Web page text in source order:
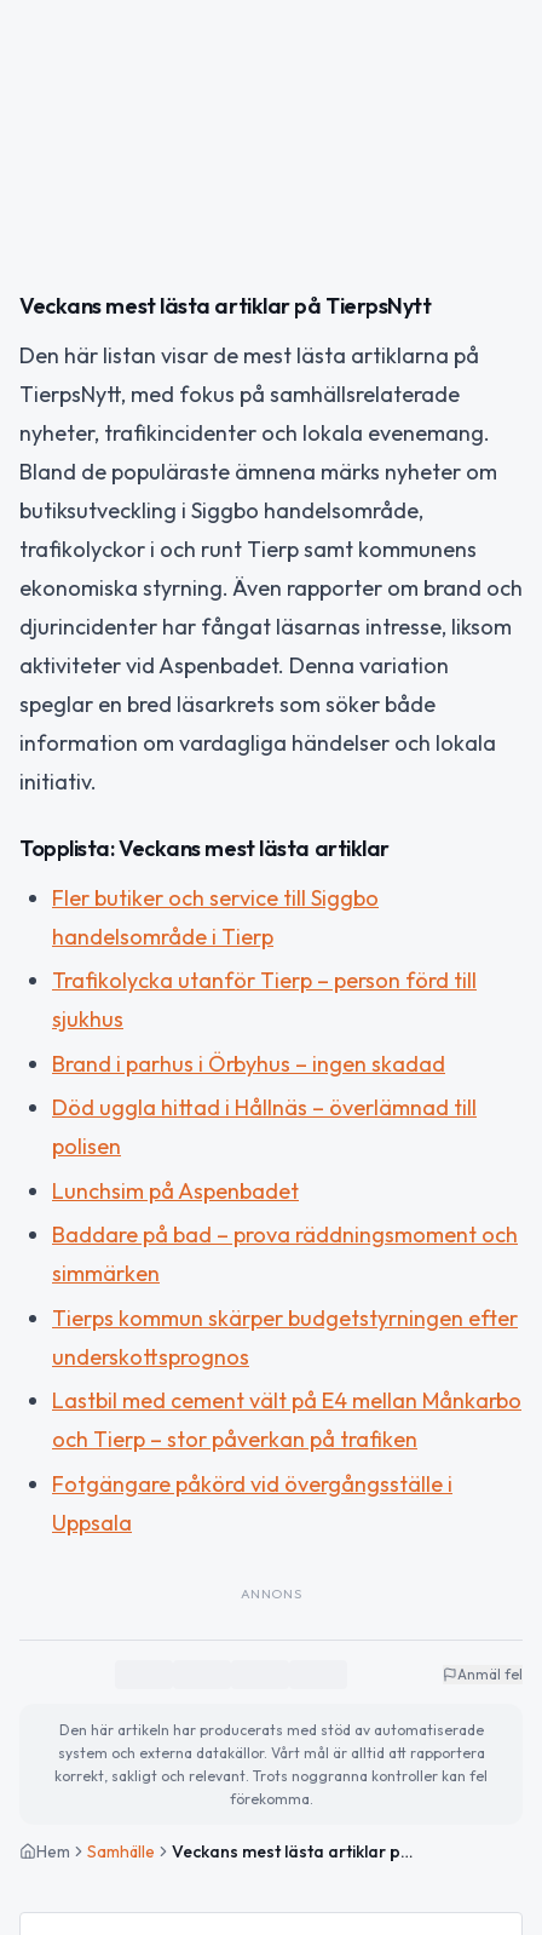
Veckans mest lästa artiklar på TierpsNytt
Den här listan visar de mest lästa artiklarna på
TierpsNytt, med fokus på samhällsrelaterade
nyheter, trafikincidenter och lokala evenemang.
Bland de populäraste ämnena märks nyheter om
butiksutveckling i Siggbo handelsområde,
trafikolyckor i och runt Tierp samt kommunens
ekonomiska styrning. Även rapporter om brand och
djurincidenter har fångat läsarnas intresse, liksom
aktiviteter vid Aspenbadet. Denna variation
speglar en bred läsarkrets som söker både
information om vardagliga händelser och lokala
initiativ.
Topplista: Veckans mest lästa artiklar
Fler butiker och service till Siggbo
handelsområde i Tierp
Trafikolycka utanför Tierp – person förd till
sjukhus
Brand i parhus i Örbyhus – ingen skadad
Död uggla hittad i Hållnäs – överlämnad till
polisen
Lunchsim på Aspenbadet
Baddare på bad – prova räddningsmoment och
simmärken
Tierps kommun skärper budgetstyrningen efter
underskottsprognos
Lastbil med cement vält på E4 mellan Månkarbo
och Tierp – stor påverkan på trafiken
Fotgängare påkörd vid övergångsställe i
Uppsala
ANNONS
Anmäl fel
Den här artikeln har producerats med stöd av automatiserade
system och externa datakällor. Vårt mål är alltid att rapportera
korrekt, sakligt och relevant. Trots noggranna kontroller kan fel
förekomma.
Hem Samhälle Veckans mest lästa artiklar på TierpsNytt